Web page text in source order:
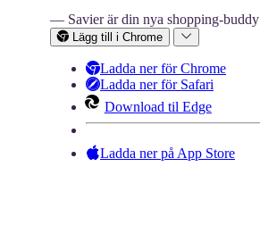
— Savier är din nya shopping-buddy
Lägg till i Chrome
Ladda ner för Chrome
Ladda ner för Safari
Download til Edge
Ladda ner på App Store